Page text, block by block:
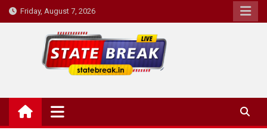
Skip
to
Friday, August 7, 2026
State Break